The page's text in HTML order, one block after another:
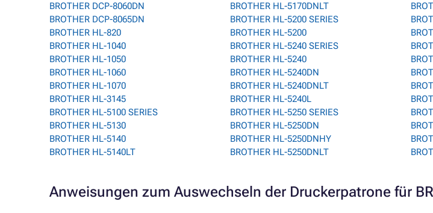
BROTHER DCP-8060DN
BROTHER DCP-8065DN
BROTHER HL-820
BROTHER HL-1040
BROTHER HL-1050
BROTHER HL-1060
BROTHER HL-1070
BROTHER HL-3145
BROTHER HL-5100 SERIES
BROTHER HL-5130
BROTHER HL-5140
BROTHER HL-5140LT
BROTHER HL-5170DNLT
BROTHER HL-5200 SERIES
BROTHER HL-5200
BROTHER HL-5240 SERIES
BROTHER HL-5240
BROTHER HL-5240DN
BROTHER HL-5240DNLT
BROTHER HL-5240L
BROTHER HL-5250 SERIES
BROTHER HL-5250DN
BROTHER HL-5250DNHY
BROTHER HL-5250DNLT
Anweisungen zum Auswechseln der Druckerpatrone für